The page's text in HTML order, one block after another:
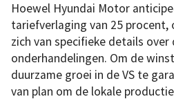
Hoewel Hyundai Motor
tariefverlaging van 25
zich van specifieke details over
onderhandelingen. Om de
duurzame groei in de VS te
van plan om de lokale